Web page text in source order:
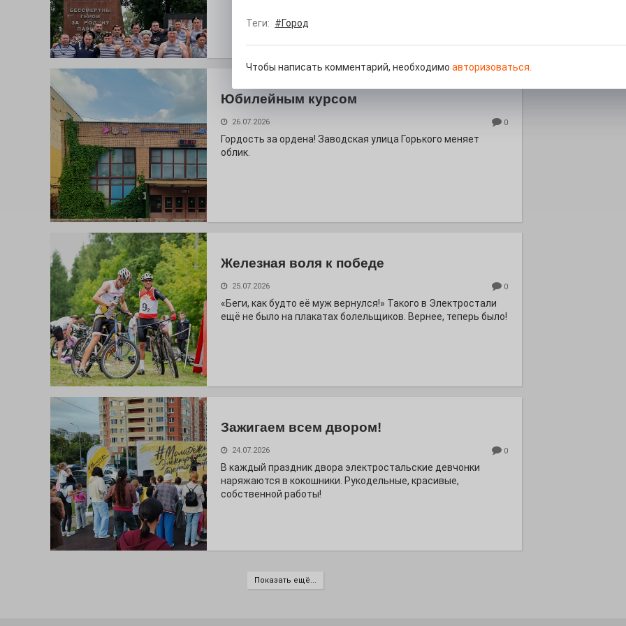
Юбилейным курсом
26.07.2026 0
Гордость за ордена! Заводская улица Горького меняет
облик.
Железная воля к победе
25.07.2026 0
«Беги, как будто её муж вернулся!» Такого в Электростали
ещё не было на плакатах болельщиков. Вернее, теперь было!
Зажигаем всем двором!
24.07.2026 0
В каждый праздник двора электростальские девчонки
наряжаются в кокошники. Рукодельные, красивые,
собственной работы!
Показать ещё...
Теги: #Город
Чтобы написать комментарий, необходимо авторизоваться.